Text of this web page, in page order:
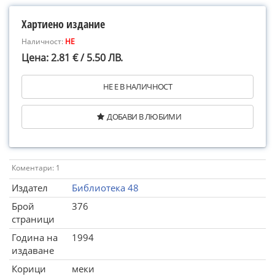
Хартиено издание
Наличност: НЕ
Цена: 2.81 € / 5.50 ЛВ.
НЕ Е В НАЛИЧНОСТ
ДОБАВИ В ЛЮБИМИ
Коментари: 1
Издател
Библиотека 48
Брой
страници
376
Година на
издаване
1994
Корици
меки